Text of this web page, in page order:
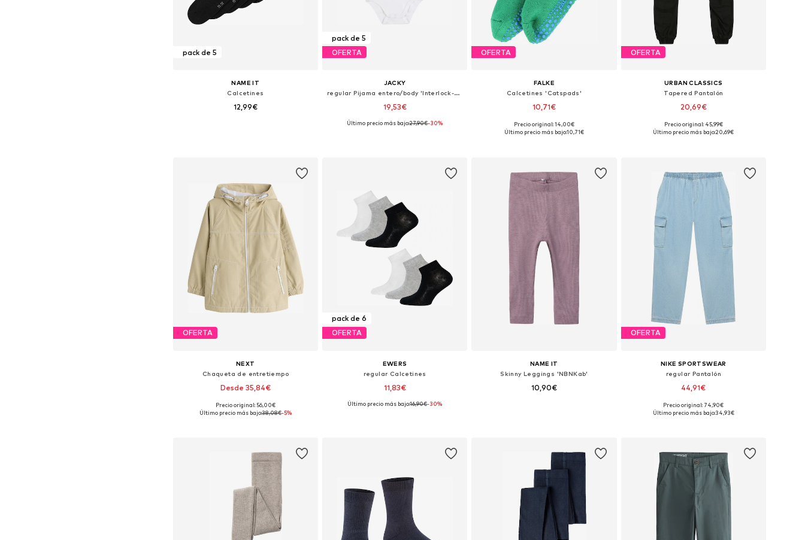
pack de 5
NAME IT
Calcetines
12,99€
pack de 5
OFERTA
JACKY
regular Pijama entero/body 'Interlock-Body langarm 5er Pack BASIC'
19,53€
Disponible en muchas tallas
Último precio más bajo:27,90€-30%
OFERTA
FALKE
Calcetines 'Catspads'
10,71€
+ 1
Disponible en muchas tallas
Precio original: 14,00€
Último precio más bajo:10,71€
OFERTA
URBAN CLASSICS
Tapered Pantalón
20,69€
Disponible en muchas tallas
Precio original: 45,99€
Último precio más bajo:20,69€
OFERTA
NEXT
Chaqueta de entretiempo
Desde 35,84€
Disponible en muchas tallas
Precio original: 56,00€
Último precio más bajo:38,08€-5%
pack de 6
OFERTA
EWERS
regular Calcetines
11,83€
+2
Disponible en muchas tallas
Último precio más bajo:16,90€-30%
NAME IT
Skinny Leggings 'NBNKab'
10,90€
OFERTA
NIKE SPORTSWEAR
regular Pantalón
44,91€
Precio original: 74,90€
Último precio más bajo:34,93€